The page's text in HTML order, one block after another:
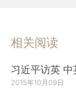
相关阅读
习近平访英 中
2015年10月09日